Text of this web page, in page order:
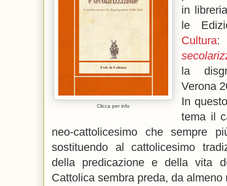
Clicca per info
in
le
Cultura
la
Verona
In
tema il
neo-cattolicesimo che sempre
sostituendo al cattolicesimo
della predicazione e della vita
Cattolica sembra preda, da almeno